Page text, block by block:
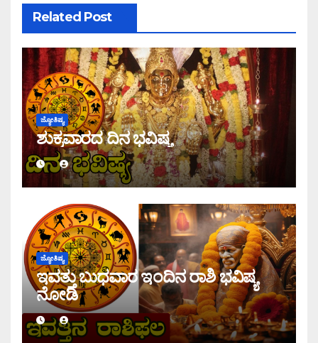
Related Post
ಜ್ಯೋತಿಷ್ಯ
ಶುಕ್ರವಾರದ ದಿನ ಭವಿಷ್ಯ
ಜ್ಯೋತಿಷ್ಯ
ಇವತ್ತು ಬುಧವಾರ ಇಂದಿನ ರಾಶಿ ಭವಿಷ್ಯ
ನೋಡಿ